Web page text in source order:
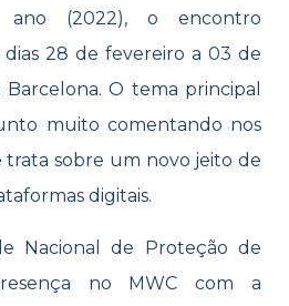
ano (2022), o encontro
28 de fevereiro a 03 de
O tema principal
muito comentando nos
sobre um novo jeito de
digitais.
Nacional de Proteção de
no MWC com a